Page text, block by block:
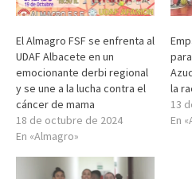
El Almagro FSF se enfrenta al
UDAF Albacete en un
emocionante derbi regional
y se une a la lucha contra el
cáncer de mama
18 de octubre de 2024
En «Almagro»
la
13
En